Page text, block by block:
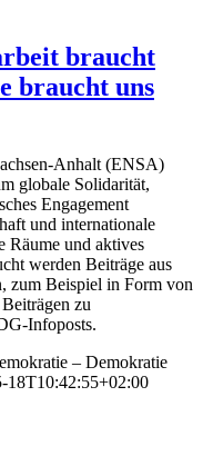
braucht
braucht uns
Anhalt (ENSA)
globale Solidarität,
Engagement
und internationale
Räume und aktives
werden Beiträge aus
zum Beispiel in Form von
zu
Infoposts.
– Demokratie
18T10:42:55+02:00